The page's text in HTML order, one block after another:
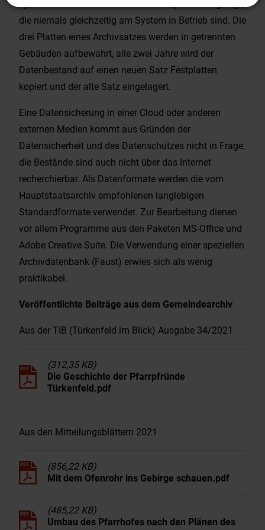
die niemals gleichzeitig am System in Betrieb sind. Die
drei Platten eines Archivsatzes werden in getrennten
Gebäuden aufbewahrt, alle zwei Jahre wird der
Datenbestand auf einen neuen Satz Festplatten
kopiert und der alte Satz eingelagert.
Eine Datensicherung in einer Cloud oder anderen
externen Medien kommt aus Gründen der
Datensicherheit und des Datenschutzes nicht in Frage,
die Bestände sind auch nicht über das Internet
recherchierbar. Als Datenformate werden die vom
Hauptstaatsarchiv empfohlenen langlebigen
Standardformate verwendet. Zur Bearbeitung dienen
vor allem Programme aus den Paketen MS-Office und
Adobe Creative Suite. Die Verwendung einer speziellen
Archivdatenbank (Faust) erwies sich als wenig
praktikabel.
Veröffentlichte Beiträge aus dem Gemeindearchiv
Aus der TIB (Türkenfeld im Blick) Ausgabe 34/2021
(312,35 KB)
Die Geschichte der Pfarrpfründe
Türkenfeld.pdf
Aus den Mitteilungsblättern 2021
(856,22 KB)
Mit dem Ofenrohr ins Gebirge schauen.pdf
(485,22 KB)
Umbau des Pfarrhofes nach den Plänen des